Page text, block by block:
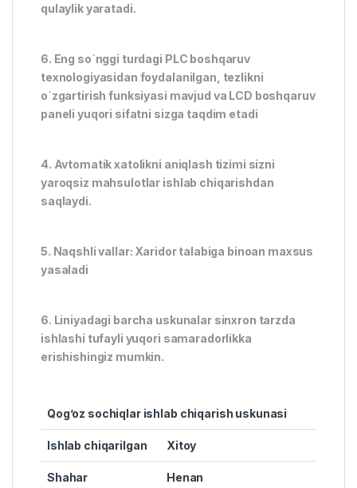
qulaylik yaratadi.
6. Eng so`nggi turdagi PLC boshqaruv
texnologiyasidan foydalanilgan, tezlikni
o`zgartirish funksiyasi mavjud va LCD boshqaruv
paneli yuqori sifatni sizga taqdim etadi
4. Avtomatik xatolikni aniqlash tizimi sizni
yaroqsiz mahsulotlar ishlab chiqarishdan
saqlaydi.
5. Naqshli vallar: Xaridor talabiga binoan maxsus
yasaladi
6. Liniyadagi barcha uskunalar sinxron tarzda
ishlashi tufayli yuqori samaradorlikka
erishishingiz mumkin.
Qog’oz sochiqlar ishlab chiqarish uskunasi
Ishlab chiqarilgan Xitoy
Shahar Henan